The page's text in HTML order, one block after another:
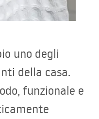
uno degli
della casa.
funzionale e